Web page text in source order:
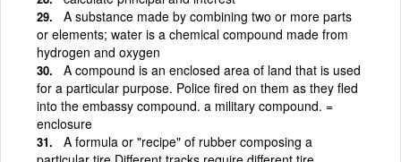
A substance made by combining two or more parts
or elements; water is a chemical compound made from
hydrogen and oxygen
A compound is an enclosed area of land that is used
for a particular purpose. Police fired on them as they fled
into the embassy compound. a military compound. =
enclosure
A formula or "recipe" of rubber composing a